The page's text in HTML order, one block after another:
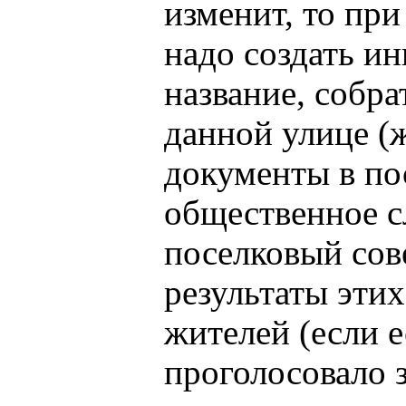
изменит, то
надо создать
название,
данной улице
документы в
общественное
поселковый
результаты
жителей (если
проголосовало